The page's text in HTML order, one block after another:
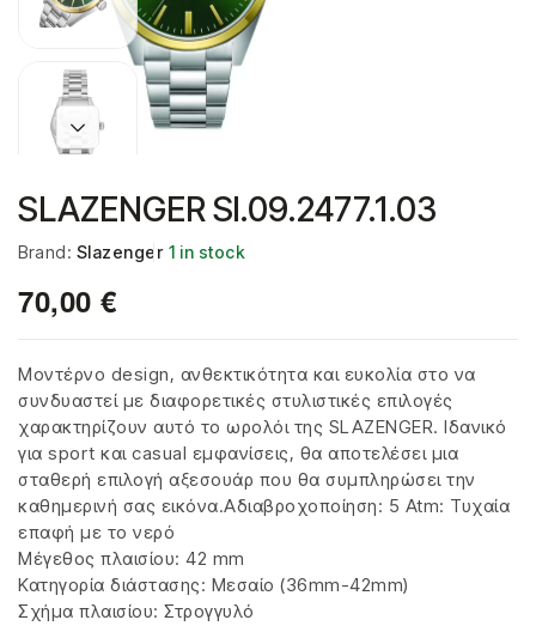
SLAZENGER Sl.09.2477.1.03
Brand: Slazenger 1 in stock
70,00 €
Μοντέρνο design, ανθεκτικότητα και ευκολία στο να
συνδυαστεί με διαφορετικές στυλιστικές επιλογές
χαρακτηρίζουν αυτό το ωρολόι της SLAZENGER. Ιδανικό
για sport και casual εμφανίσεις, θα αποτελέσει μια
σταθερή επιλογή αξεσουάρ που θα συμπληρώσει την
καθημερινή σας εικόνα.Αδιαβροχοποίηση: 5 Atm: Τυχαία
επαφή με το νερό
Μέγεθος πλαισίου: 42 mm
Κατηγορία διάστασης: Μεσαίο (36mm-42mm)
Σχήμα πλαισίου: Στρογγυλό